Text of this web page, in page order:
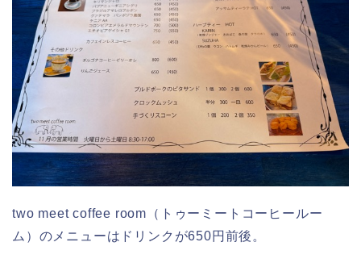
two meet coffee room（トゥーミートコーヒールー
ム）のメニューはドリンクが650円前後。